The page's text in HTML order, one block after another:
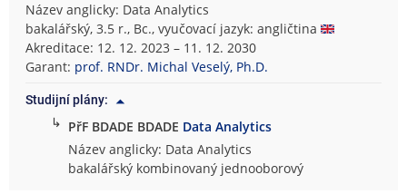
Název anglicky: Data Analytics
bakalářský, 3.5 r., Bc., vyučovací jazyk: angličtina
Akreditace: 12. 12. 2023 – 11. 12. 2030
Garant: prof. RNDr. Michal Veselý, Ph.D.
Studijní plány:
↳ PřF BDADE BDADE Data Analytics
Název anglicky: Data Analytics
bakalářský kombinovaný jednooborový